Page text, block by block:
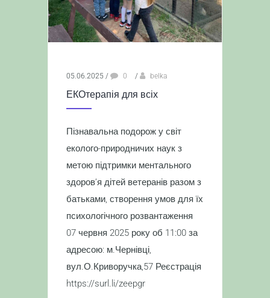
05.06.2025 / 0 / belka
ЕКОтерапія для всіх
Пізнавальна подорож у світ
еколого-природничих наук з
метою підтримки ментального
здоров’я дітей ветеранів разом з
батьками, створення умов для їх
психологічного розвантаження
07 червня 2025 року об 11:00 за
адресою: м.Чернівці,
вул.О.Криворучка,57 Реєстрація
https://surl.li/zeepgr